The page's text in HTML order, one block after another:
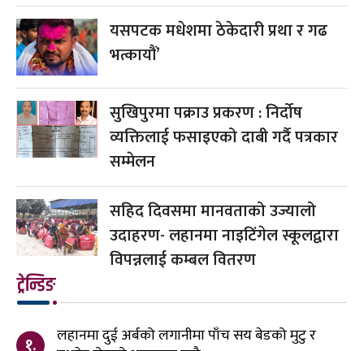
यसपटक मधेशमा ठेकेदारी प्रथा र गढ
भत्कायौं’
सुखिपुरमा पक्राउ प्रकरण : निर्दोष
व्यक्तिलाई फसाइएको दाबी गर्दै पत्रकार
सम्मेलन
सहिद दिवसमा मानवताको उज्यालो
उदाहरण- लहानमा नाइटिंगेल स्कूलद्वारा
विपन्नलाई कम्बल वितरण
ट्रेन्डिङ
१.
लहानमा दुई अर्बको लगानीमा पाँच सय बेडको मुटु र